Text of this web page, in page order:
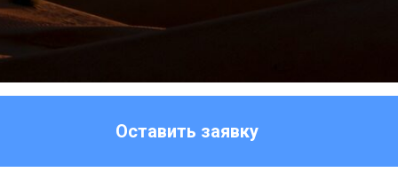
Оставить заявку